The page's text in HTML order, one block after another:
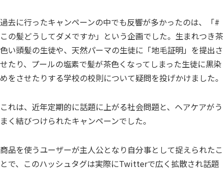
過去に行ったキャンペーンの中でも反響が多かったのは、「#
この髪どうしてダメですか」という企画でした。生まれつき茶
色い頭髪の生徒や、天然パーマの生徒に「地毛証明」を提出さ
せたり、プールの塩素で髪が茶色くなってしまった生徒に黒染
めをさせたりする学校の校則について疑問を投げかけました。
これは、近年定期的に話題に上がる社会問題と、ヘアケアがう
まく結びつけられたキャンペーンでした。
商品を使うユーザーが主人公となり自分事として捉えられたこ
とで、このハッシュタグは実際にTwitterで広く拡散され話題